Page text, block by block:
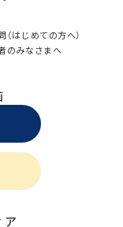
はじめての方へ）
のみなさまへ
ア